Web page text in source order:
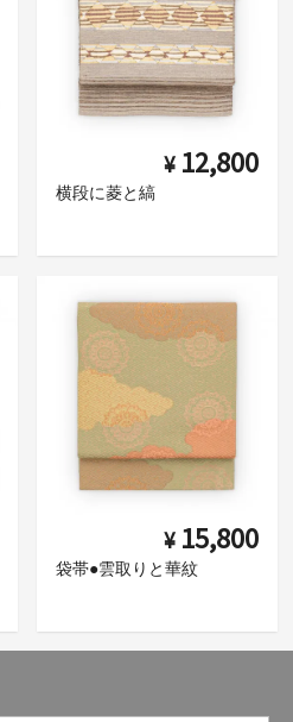
¥ 12,800
横段に菱と縞
¥ 15,800
袋帯●雲取りと華紋